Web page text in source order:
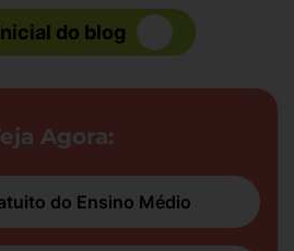
do blog
Agora:
do Ensino Médio